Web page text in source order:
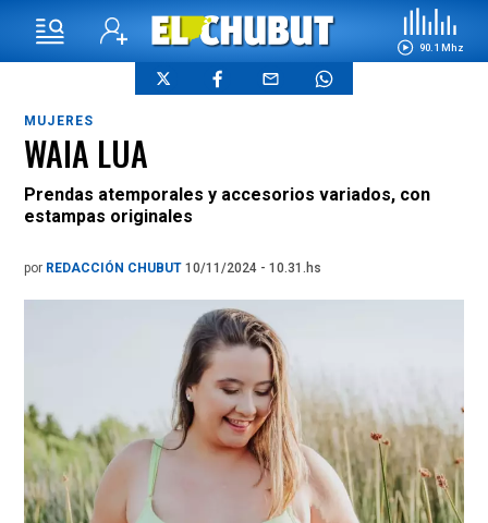
90.1 Mhz
MUJERES
WAIA LUA
Prendas atemporales y accesorios variados, con
estampas originales
por REDACCIÓN CHUBUT 10/11/2024 - 10.31.hs